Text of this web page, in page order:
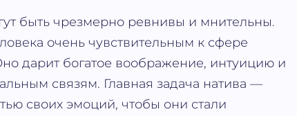
быть чрезмерно ревнивы и мнительны.
очень чувствительным к сфере
дарит богатое воображение, интуицию и
связям. Главная задача натива —
своих эмоций, чтобы они стали